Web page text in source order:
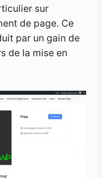
sur
de page. Ce
par un gain de
de la mise en